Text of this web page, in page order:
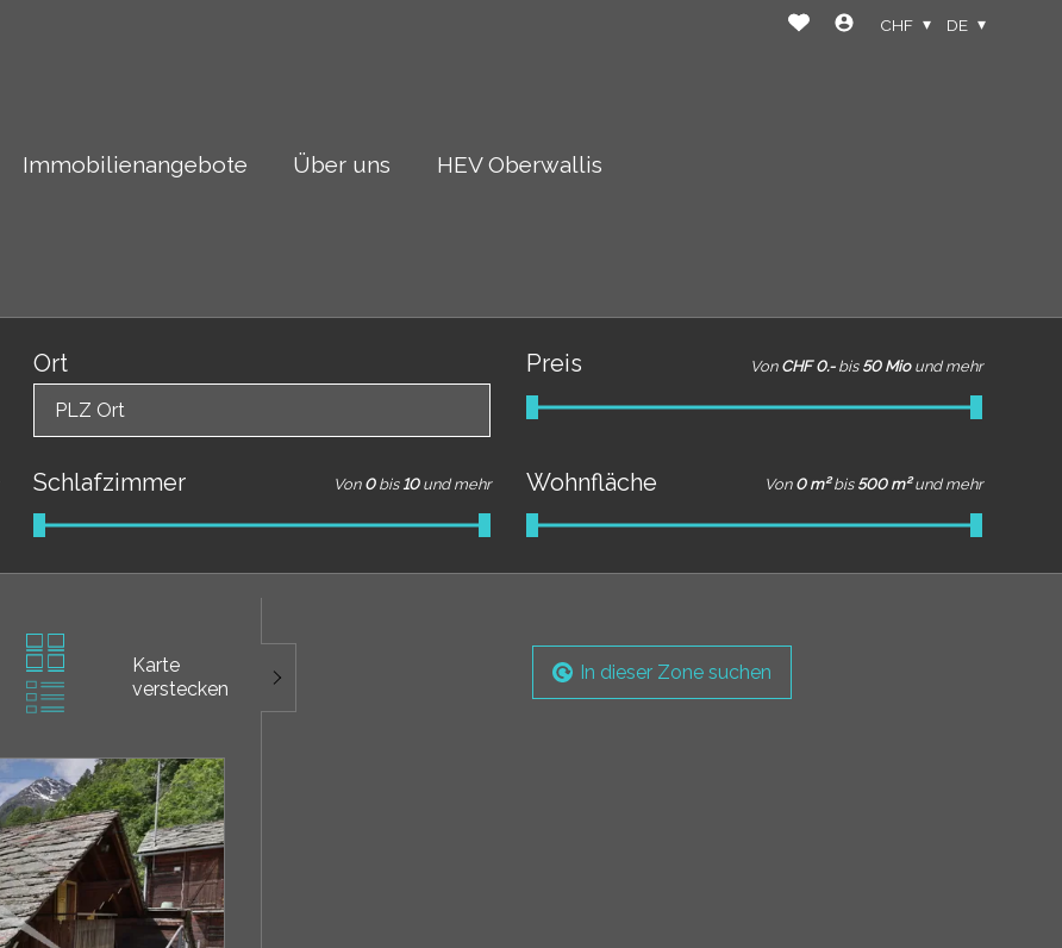
Immobilienangebote Über uns HEV Oberwallis
CHF DE
Ort
PLZ Ort
Preis Von CHF 0.- bis 50 Mio und mehr
Schlafzimmer Von 0 bis 10 und mehr Wohnfläche Von 0 m² bis 500 m² und mehr
Karte
verstecken
In dieser Zone suchen